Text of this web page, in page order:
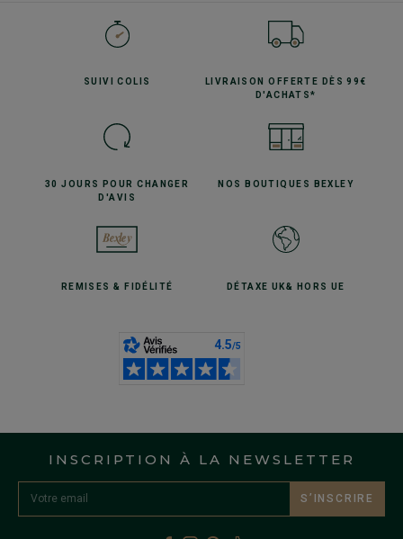
SUIVICOLIS LIVRAISON OFFERTE
DÈS 99€
D'ACHATS*
30 JOURS POURCHANGER
D'AVIS
NOS BOUTIQUES BEXLEY
REMISES& FIDÉLITÉ DÉTAXE UK& HORS UE
INSCRIPTION À LA NEWSLETTER
S’INSCRIRE